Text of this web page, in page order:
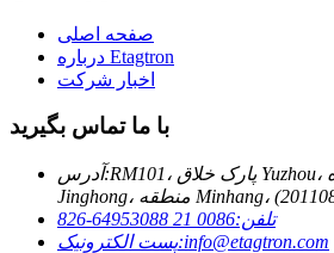
صفحه اصلی
درباره Etagtron
اخبار شرکت
با ما تماس بگیرید
آدرس:RM101، پارک خلاق Yuzhou، شماره 3409 جاده
تلفن:0086 21 64953088-826
پست الکترونیک:info@etagtron.com